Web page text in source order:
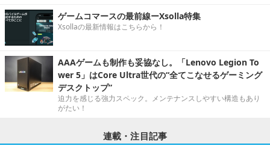
ゲームコマースの最前線ーXsolla特集
Xsollaの最新情報はこちらから！
AAAゲームも制作も妥協なし。「Lenovo Legion To
wer 5」はCore Ultra世代の“全てこなせるゲーミング
デスクトップ”
迫力を感じる強力スペック。メンテナンスしやすい構造もあり
がたい！
連載・注目記事